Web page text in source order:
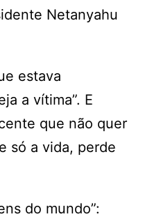
Netanyahu
estava
a vítima”. E
que não quer
só a vida, perde
do mundo”: